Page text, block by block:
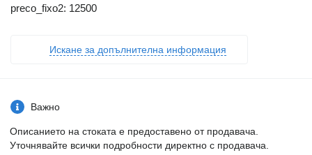
preco_fixo2: 12500
Искане за допълнителна информация
Важно
Описанието на стоката е предоставено от продавача.
Уточнявайте всички подробности директно с продавача.